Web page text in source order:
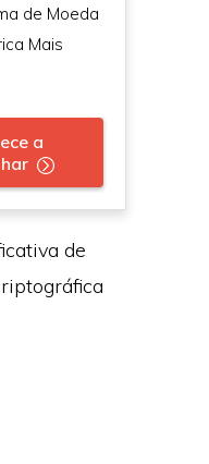
de Moeda
Mais
a
de